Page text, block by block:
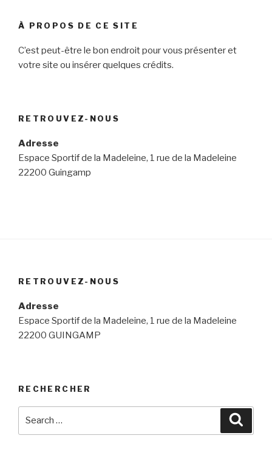
À PROPOS DE CE SITE
C’est peut-être le bon endroit pour vous présenter et
votre site ou insérer quelques crédits.
RETROUVEZ-NOUS
Adresse
Espace Sportif de la Madeleine, 1 rue de la Madeleine
22200 Guingamp
RETROUVEZ-NOUS
Adresse
Espace Sportif de la Madeleine, 1 rue de la Madeleine
22200 GUINGAMP
RECHERCHER